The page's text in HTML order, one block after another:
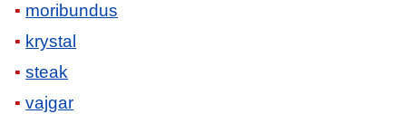
moribundus
krystal
steak
vajgar